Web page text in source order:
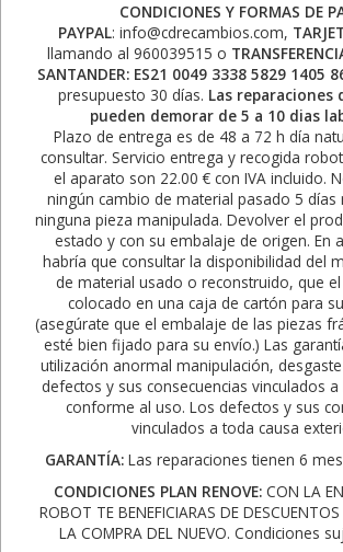
CONDICIONES Y FORMAS DE
PAYPAL: info@cdrecambios.com,
llamando al 960039515 o
SANTANDER: ES21 0049 3338 5829 1405
presupuesto 30 días. Las reparaciones
pueden demorar de 5 a 10 dias
Plazo de entrega es de 48 a 72 h día
consultar. Servicio entrega y recogida
el aparato son 22.00 € con IVA incluido.
ningún cambio de material pasado 5 días
ninguna pieza manipulada. Devolver el
estado y con su embalaje de origen. En
habría que consultar la disponibilidad del
de material usado o reconstruido, que
colocado en una caja de cartón para
(asegúrate que el embalaje de las piezas
esté bien fijado para su envío.) Las
utilización anormal manipulación,
defectos y sus consecuencias vinculados
conforme al uso. Los defectos y sus
vinculados a toda causa
GARANTÍA: Las reparaciones tienen 6
CONDICIONES PLAN RENOVE:CON LA
ROBOT TE BENEFICIARAS DE DESCUENTOS
LA COMPRA DEL NUEVO. Condiciones